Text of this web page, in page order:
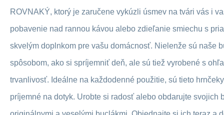
ROVNAKÝ, ktorý je zaručene vykúzli úsmev na tvári vás i
pobavenie nad rannou kávou alebo zdieľanie smiechu s
skvelým doplnkom pre vašu domácnosť. Nielenže sú naše
spôsobom, ako si spríjemniť deň, ale sú tiež vyrobené s
trvanlivosť. Ideálne na každodenné použitie, sú tieto
príjemné na dotyk. Urobte si radosť alebo obdarujte svojich